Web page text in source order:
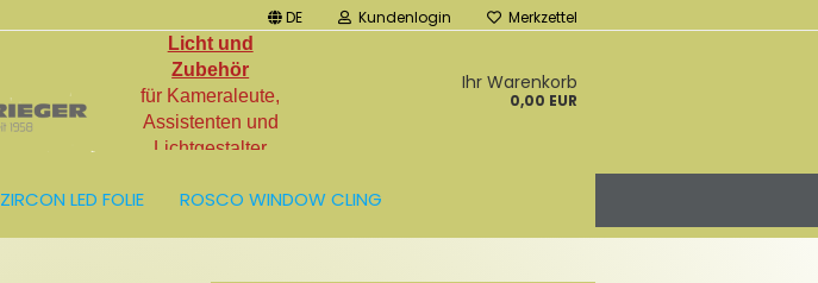
DE Kundenlogin Merkzettel
Licht und
Zubehör
für Kameraleute,
Assistenten und
Lichtgestalter
Ihr Warenkorb
0,00 EUR
ZIRCON LED FOLIE ROSCO WINDOW CLING